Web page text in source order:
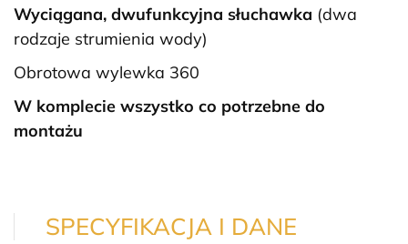
Wyciągana, dwufunkcyjna słuchawka (dwa
rodzaje strumienia wody)
Obrotowa wylewka 360
W komplecie wszystko co potrzebne do
montażu
SPECYFIKACJA I DANE